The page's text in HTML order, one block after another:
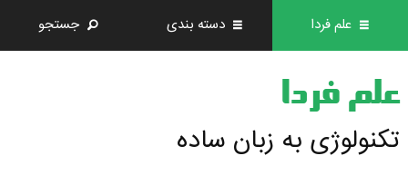
علم فردا دسته بندی جستجو
علم فردا
تکنولوژی به زبان ساده